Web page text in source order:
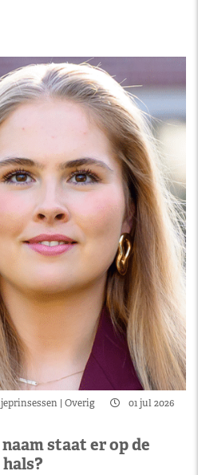
Overig
01 jul 2026
staat er op de